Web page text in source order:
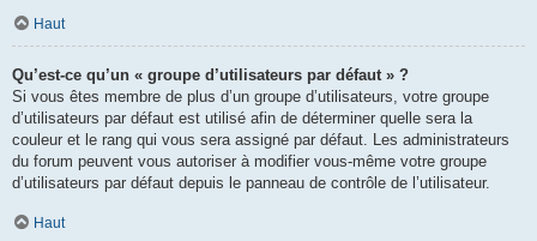
Haut
Qu’est-ce qu’un « groupe d’utilisateurs par défaut » ?
Si vous êtes membre de plus d’un groupe d’utilisateurs, votre groupe
d’utilisateurs par défaut est utilisé afin de déterminer quelle sera la
couleur et le rang qui vous sera assigné par défaut. Les administrateurs
du forum peuvent vous autoriser à modifier vous-même votre groupe
d’utilisateurs par défaut depuis le panneau de contrôle de l’utilisateur.
Haut